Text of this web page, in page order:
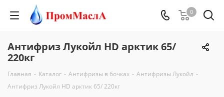
0
Антифриз Лукойл HD арктик 65/
220кг
Главная - Каталог - Антифризы в бочках - Антифризы Лукойл -
Антифриз Лукойл HD арктик 65/ 220кг